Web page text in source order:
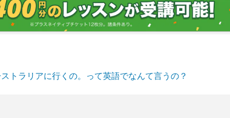
トラリアに行くの。って英語でなんて言うの？